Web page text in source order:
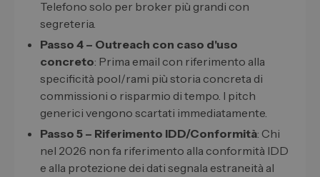
Telefono solo per broker più grandi con
segreteria.
Passo 4 – Outreach con caso d'uso
concreto: Prima email con riferimento alla
specificità pool/rami più storia concreta di
commissioni o risparmio di tempo. I pitch
generici vengono scartati immediatamente.
Passo 5 – Riferimento IDD/Conformità: Chi
nel 2026 non fa riferimento alla conformità IDD
e alla protezione dei dati segnala estraneità al